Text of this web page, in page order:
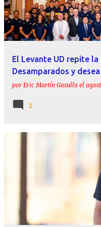
r
a
d
El Levante UD repite
Desamparados y
por Eric Martín Gasulla el
2